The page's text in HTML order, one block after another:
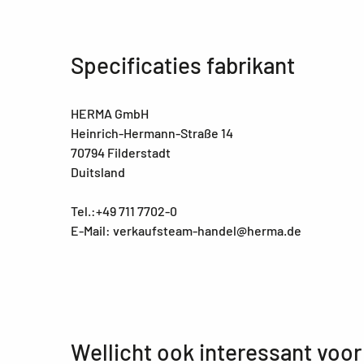
Specificaties fabrikant
HERMA GmbH
Heinrich-Hermann-Straße 14
70794 Filderstadt
Duitsland
Tel.:+49 711 7702-0
E-Mail: verkaufsteam-handel@herma.de
Wellicht ook interessant